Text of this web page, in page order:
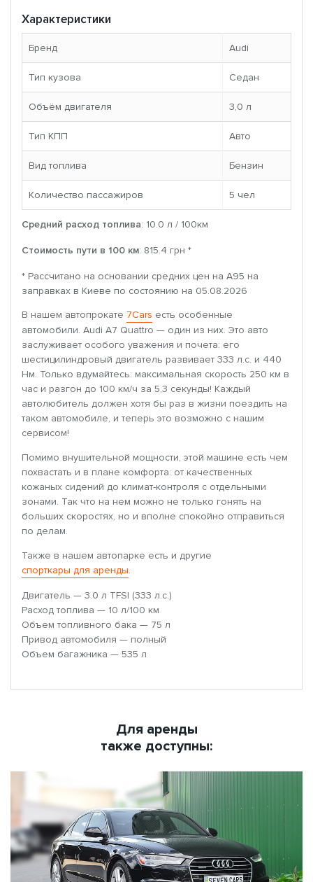
Характеристики
Бренд Audi
Тип кузова Седан
Объём двигателя 3,0 л
Тип КПП Авто
Вид топлива Бензин
Количество пассажиров 5 чел
Средний расход топлива: 10.0 л / 100км
Стоимость пути в 100 км: 815.4 грн *
* Рассчитано на основании средних цен на A95 на
заправках в Киеве по состоянию на 05.08.2026
В нашем автопрокате 7Cars есть особенные
автомобили. Audi A7 Quattro — один из них. Это авто
заслуживает особого уважения и почета: его
шестицилиндровый двигатель развивает 333 л.с. и 440
Нм. Только вдумайтесь: максимальная скорость 250 км в
час и разгон до 100 км/ч за 5,3 секунды! Каждый
автолюбитель должен хотя бы раз в жизни поездить на
таком автомобиле, и теперь это возможно с нашим
сервисом!
Помимо внушительной мощности, этой машине есть чем
похвастать и в плане комфорта: от качественных
кожаных сидений до климат-контроля с отдельными
зонами. Так что на нем можно не только гонять на
больших скоростях, но и вполне спокойно отправиться
по делам.
Также в нашем автопарке есть и другие
спорткары для аренды.
Двигатель — 3.0 л TFSI (333 л.с.)
Расход топлива — 10 л/100 км
Объем топливного бака — 75 л
Привод автомобиля — полный
Объем багажника — 535 л
Для аренды
также доступны: